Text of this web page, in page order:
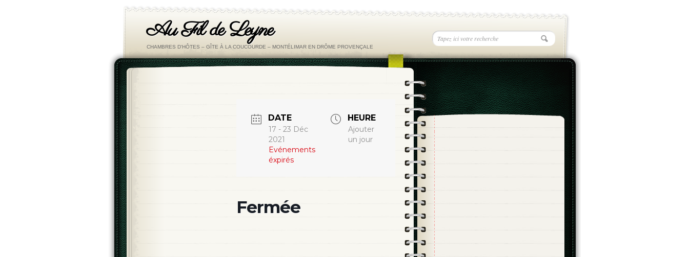
Au Fil de Leyne
CHAMBRES D'HÔTES – GÎTE À LA COUCOURDE – MONTÉLIMAR EN DRÔME PROVENÇALE
DATE
17 - 23 Déc
2021
Evénements
éxpirés
HEURE
Ajouter
un jour
Fermée